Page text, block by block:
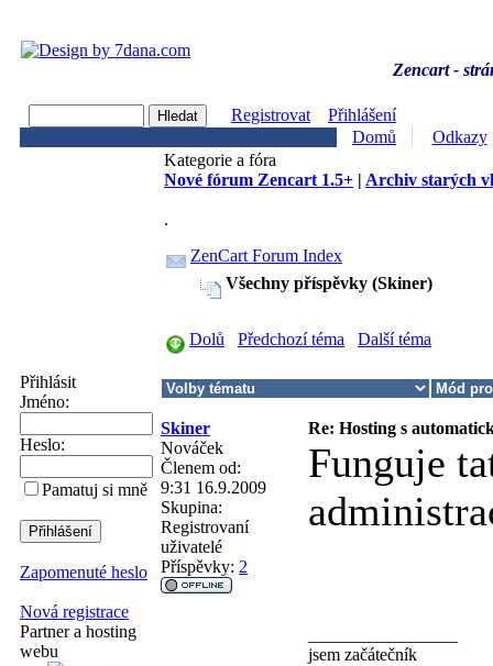
Zencart -
Registrovat
Přihlášení
Domů
Odkazy
Přihlásit
Jméno:
Heslo:
Pamatuj si mně
Zapomenuté heslo
Nová registrace
Partner a hosting
webu
Kategorie a fóra
Nové fórum Zencart 1.5+ | Archiv starých
.
ZenCart Forum Index
Všechny příspěvky (Skiner)
Dolů Předchozí téma Další téma
Skiner
Re: Hosting s
Nováček
Členem od:
9:31 16.9.2009
Skupina:
Registrovaní
uživatelé
Příspěvky: 2
Funguje
jsem začátečník